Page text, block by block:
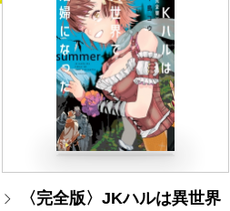
〈完全版〉JKハルは異世界